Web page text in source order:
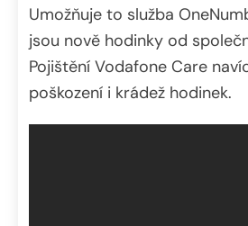
Umožňuje to služba
jsou nově hodinky od
Pojištění Vodafone Care
poškození i krádež hodinek.